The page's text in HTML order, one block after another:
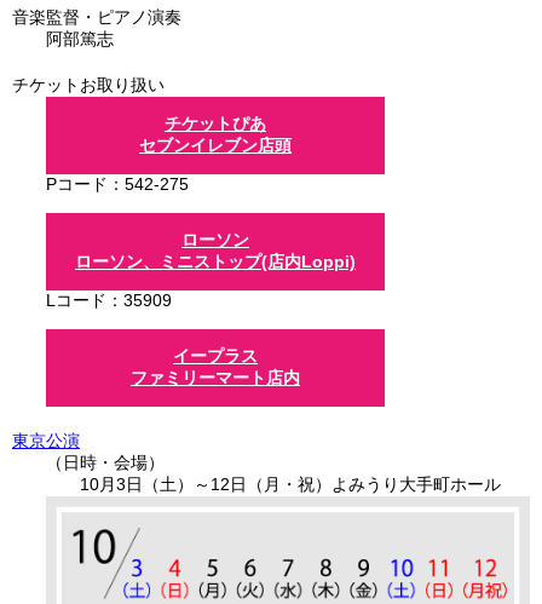
音楽監督・ピアノ演奏
阿部篤志
チケットお取り扱い
チケットぴあ
セブンイレブン店頭
Pコード：542-275
ローソン
ローソン、ミニストップ(店内Loppi)
Lコード：35909
イープラス
ファミリーマート店内
東京公演
日時・会場
10月3日（土）
～ 12日（月・祝） よみうり大手町ホール